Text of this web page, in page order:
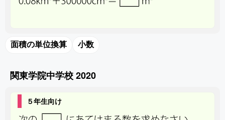
面積の単位換算 小数
関東学院中学校 2020
５年生向け